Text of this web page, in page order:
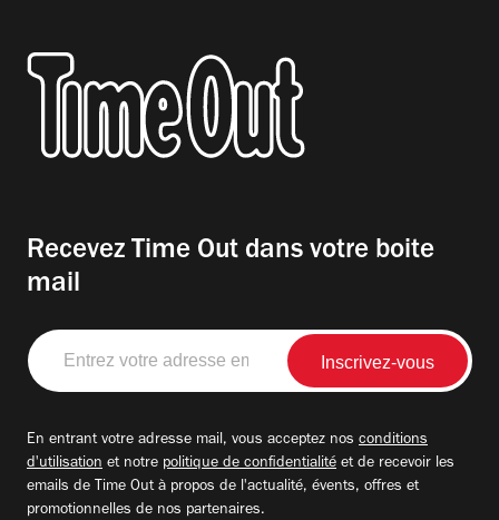
Recevez Time Out dans votre boite
mail
Entrez
votre
adresse
En entrant votre adresse mail, vous acceptez nos conditions
d'utilisation et notre politique de confidentialité et de recevoir les
emails de Time Out à propos de l'actualité, évents, offres et
promotionnelles de nos partenaires.